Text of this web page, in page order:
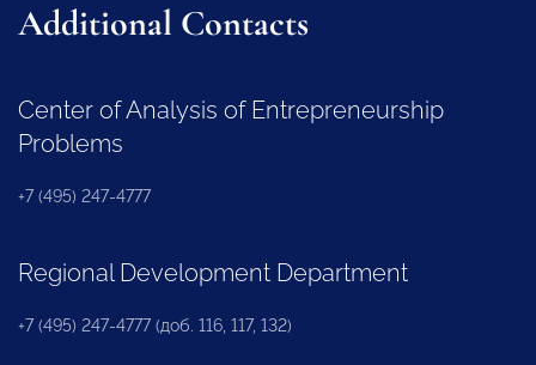
Additional Contacts
Center of Analysis of Entrepreneurship
Problems
+7 (495) 247-4777
Regional Development Department
+7 (495) 247-4777 (доб. 116, 117, 132)